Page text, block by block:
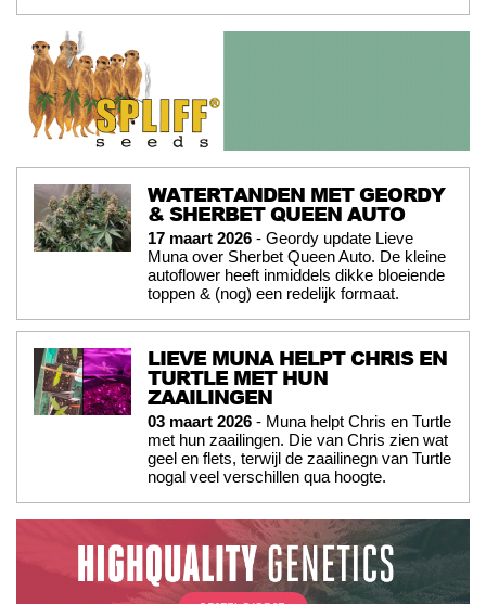
WATERTANDEN MET GEORDY
& SHERBET QUEEN AUTO
17 maart 2026 - Geordy update Lieve
Muna over Sherbet Queen Auto. De kleine
autoflower heeft inmiddels dikke bloeiende
toppen & (nog) een redelijk formaat.
LIEVE MUNA HELPT CHRIS EN
TURTLE MET HUN
ZAAILINGEN
03 maart 2026 - Muna helpt Chris en Turtle
met hun zaailingen. Die van Chris zien wat
geel en flets, terwijl de zaailinegn van Turtle
nogal veel verschillen qua hoogte.